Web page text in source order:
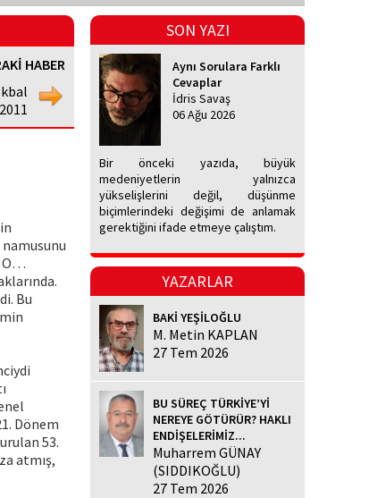
HABER
O…
Bu
Dönem
53.
atmış,
SON YAZI
Aynı Sorulara Farklı
Cevaplar
İdris Savaş
06 Ağu 2026
Bir önceki yazıda, büyük
medeniyetlerin yalnızca
yükselişlerini değil, düşünme
biçimlerindeki değişimi de anlamak
gerektiğini ifade etmeye çalıştım.
YAZARLAR
BAKİ YEŞİLOĞLU
M. Metin KAPLAN
27 Tem 2026
BU SÜREÇ TÜRKİYE’Yİ
NEREYE GÖTÜRÜR? HAKLI
ENDİŞELERİMİZ...
Muharrem GÜNAY
(SIDDIKOĞLU)
27 Tem 2026